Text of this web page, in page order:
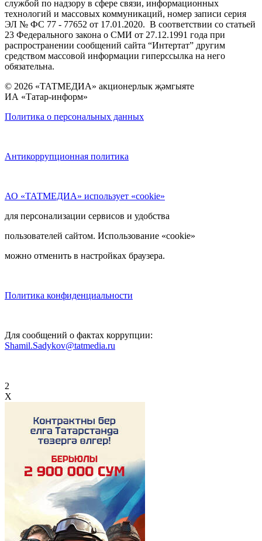
службой по надзору в сфере связи, информационных
технологий и массовых коммуникаций, номер записи серия
ЭЛ № ФС 77 - 77652 от 17.01.2020. В соответствии со статьей
23 Федерального закона о СМИ от 27.12.1991 года при
распространении сообщений сайта “Интертат” другим
средством массовой информации гиперссылка на него
обязательна.
© 2026 «ТАТМЕДИА» акционерлык җәмгыяте
ИА «Татар-информ»
Политика о персональных данных
Антикоррупционная политика
АО «ТАТМЕДИА» использует «cookie»
для персонализации сервисов и удобства
пользователей сайтом. Использование «cookie»
можно отменить в настройках браузера.
Политика конфиденциальности
Для сообщений о фактах коррупции:
Shamil.Sadykov@tatmedia.ru
2
X